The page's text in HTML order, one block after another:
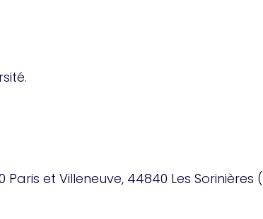
et Villeneuve, 44840 Les Sorinières (